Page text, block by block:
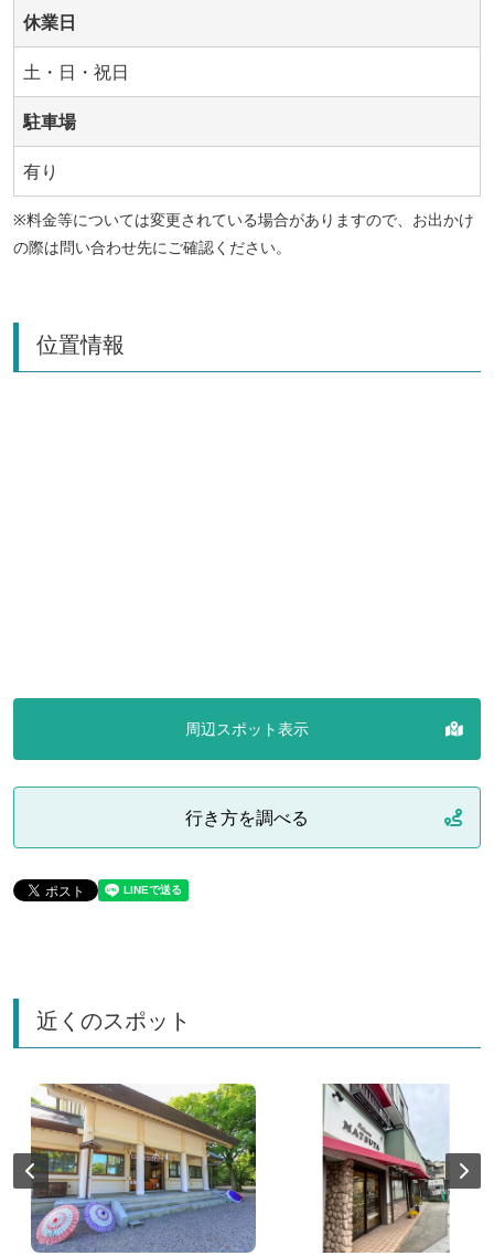
休業日
土・日・祝日
駐車場
有り
※料金等については変更されている場合がありますので、お出かけ
の際は問い合わせ先にご確認ください。
位置情報
周辺スポット表示
行き方を調べる
近くのスポット